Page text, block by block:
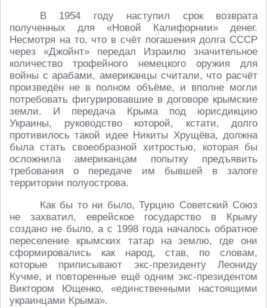
В 1954 году наступил срок возврата
полученных для «Новой Калифорнии» денег.
Несмотря на то, что в счёт погашения долга СССР
через «Джойнт» передал Израилю значительное
количество трофейного немецкого оружия для
войны с арабами, американцы считали, что расчёт
произведён не в полном объёме, и вполне могли
потребовать фигурировавшие в договоре крымские
земли. И передача Крыма под юрисдикцию
Украины, руководство которой, кстати, долго
противилось такой идее Никиты Хрущёва, должна
была стать своеобразной хитростью, которая бы
осложнила американцам попытку предъявить
требования о передаче им бывшей в залоге
территории полуострова.
Как бы то ни было, Турцию Советский Союз
не захватил, еврейское государство в Крыму
создано не было, а с 1998 года началось обратное
переселение крымских татар на землю, где они
сформировались как народ, став, по словам,
которые приписывают экс-президенту Леониду
Кучме, и повторенные ещё одним экс-президентом
Виктором Ющенко, «единственными настоящими
украинцами Крыма».